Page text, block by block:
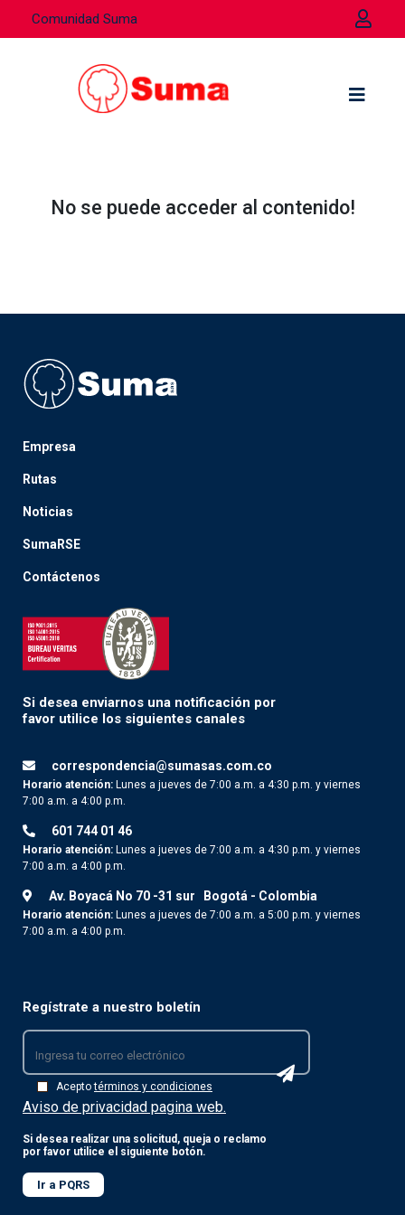
Comunidad Suma
No se puede acceder al contenido!
Empresa
Rutas
Noticias
SumaRSE
Contáctenos
Si desea enviarnos una notificación por
favor utilice los siguientes canales
correspondencia@sumasas.com.co
Horario atención: Lunes a jueves de 7:00 a.m. a 4:30 p.m. y viernes
7:00 a.m. a 4:00 p.m.
601 744 01 46
Horario atención: Lunes a jueves de 7:00 a.m. a 4:30 p.m. y viernes
7:00 a.m. a 4:00 p.m.
Av. Boyacá No 70 -31 sur Bogotá - Colombia
Horario atención: Lunes a jueves de 7:00 a.m. a 5:00 p.m. y viernes
7:00 a.m. a 4:00 p.m.
Regístrate a nuestro boletín
Aceptotérminos y condiciones
Aviso de privacidad pagina web.
Si desea realizar una solicitud, queja o reclamo
por favor utilice el siguiente botón.
Ir a PQRS